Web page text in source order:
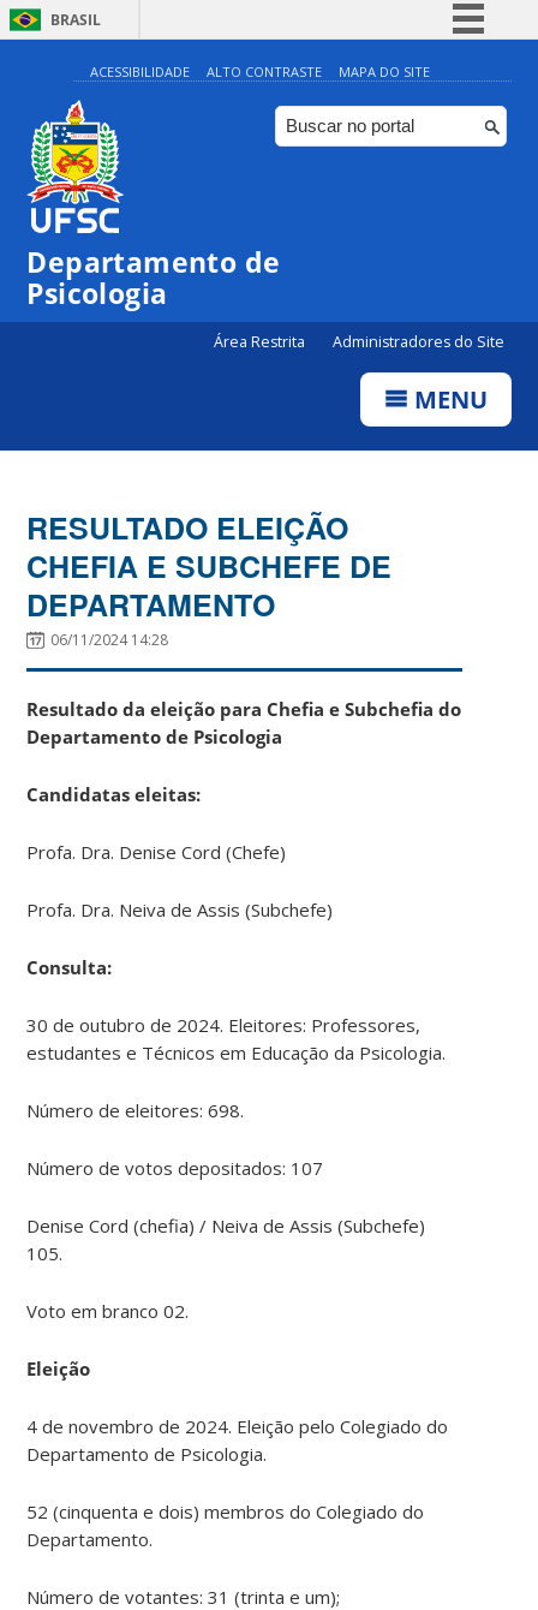
BRASIL
Simplifique!
Comunica BR
Participe
ACESSIBILIDADE ALTO CONTRASTE MAPA DO SITE
Departamento de
Psicologia
Área Restrita Administradores do Site
MENU
RESULTADO ELEIÇÃO
CHEFIA E SUBCHEFE DE
DEPARTAMENTO
06/11/2024 14:28
Resultado da eleição para Chefia e Subchefia do
Departamento de Psicologia
Candidatas eleitas:
Profa. Dra. Denise Cord (Chefe)
Profa. Dra. Neiva de Assis (Subchefe)
Consulta:
30 de outubro de 2024. Eleitores: Professores,
estudantes e Técnicos em Educação da Psicologia.
Número de eleitores: 698.
Número de votos depositados: 107
Denise Cord (chefia) / Neiva de Assis (Subchefe)
105.
Voto em branco 02.
Eleição
4 de novembro de 2024. Eleição pelo Colegiado do
Departamento de Psicologia.
52 (cinquenta e dois) membros do Colegiado do
Departamento.
Número de votantes: 31 (trinta e um);